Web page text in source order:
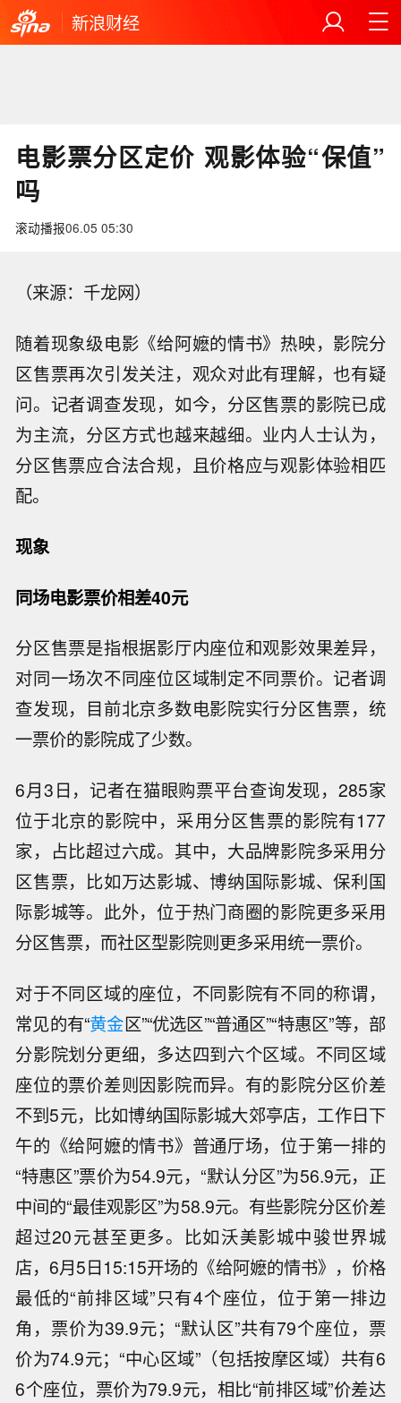
新浪财经
电影票分区定价 观影体验“保值”
吗
滚动播报06.05 05:30
（来源：千龙网）
随着现象级电影《给阿嬷的情书》热映，影院分
区售票再次引发关注，观众对此有理解，也有疑
问。记者调查发现，如今，分区售票的影院已成
为主流，分区方式也越来越细。业内人士认为，
分区售票应合法合规，且价格应与观影体验相匹
配。
现象
同场电影票价相差40元
分区售票是指根据影厅内座位和观影效果差异，
对同一场次不同座位区域制定不同票价。记者调
查发现，目前北京多数电影院实行分区售票，统
一票价的影院成了少数。
6月3日，记者在猫眼购票平台查询发现，285家
位于北京的影院中，采用分区售票的影院有177
家，占比超过六成。其中，大品牌影院多采用分
区售票，比如万达影城、博纳国际影城、保利国
际影城等。此外，位于热门商圈的影院更多采用
分区售票，而社区型影院则更多采用统一票价。
对于不同区域的座位，不同影院有不同的称谓，
常见的有“黄金区”“优选区”“普通区”“特惠区”等，部
分影院划分更细，多达四到六个区域。不同区域
座位的票价差则因影院而异。有的影院分区价差
不到5元，比如博纳国际影城大郊亭店，工作日下
午的《给阿嬷的情书》普通厅场，位于第一排的
“特惠区”票价为54.9元，“默认分区”为56.9元，正
中间的“最佳观影区”为58.9元。有些影院分区价差
超过20元甚至更多。比如沃美影城中骏世界城
店，6月5日15:15开场的《给阿嬷的情书》，价格
最低的“前排区域”只有4个座位，位于第一排边
角，票价为39.9元；“默认区”共有79个座位，票
价为74.9元；“中心区域”（包括按摩区域）共有6
6个座位，票价为79.9元，相比“前排区域”价差达